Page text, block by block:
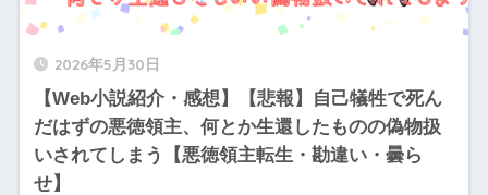
2026年5月30日
【Web小説紹介・感想】【悲報】自己犠牲で死ん
だはずの悪徳領主、何とか生還したものの偽物扱
いされてしまう【悪徳領主転生・勘違い・曇ら
せ】